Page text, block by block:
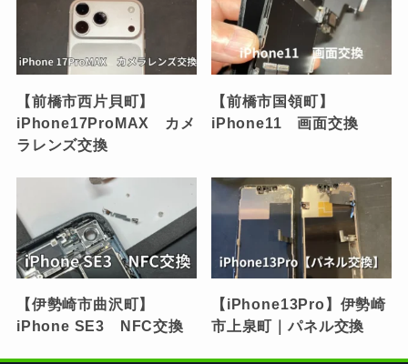
【前橋市西片貝町】
iPhone17ProMAX カメ
ラレンズ交換
【前橋市国領町】
iPhone11 画面交換
【伊勢崎市曲沢町】
iPhone SE3 NFC交換
【iPhone13Pro】伊勢崎
市上泉町｜パネル交換